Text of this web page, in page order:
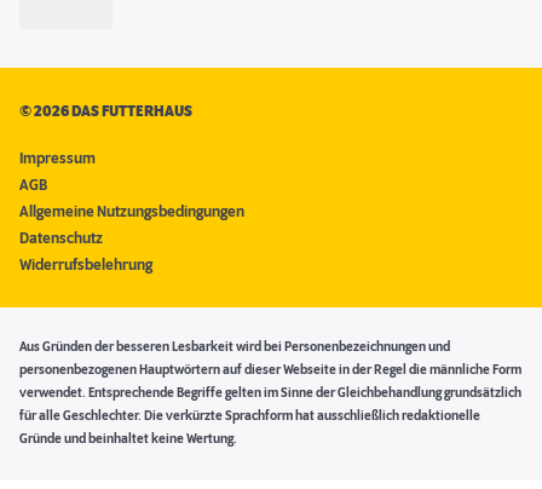
©2026 DAS FUTTERHAUS
Impressum
AGB
Allgemeine Nutzungsbedingungen
Datenschutz
Widerrufsbelehrung
Aus Gründen der besseren Lesbarkeit wird bei Personenbezeichnungen und
personenbezogenen Hauptwörtern auf dieser Webseite in der Regel die männliche Form
verwendet. Entsprechende Begriffe gelten im Sinne der Gleichbehandlung grundsätzlich
für alle Geschlechter. Die verkürzte Sprachform hat ausschließlich redaktionelle
Gründe und beinhaltet keine Wertung.